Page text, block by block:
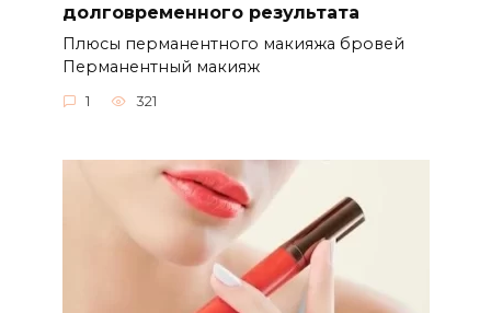
долговременного результата
Плюсы перманентного макияжа бровей
Перманентный макияж
1 321